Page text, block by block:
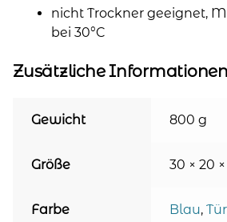
nicht Trockner geeignet,
bei 30°C
Zusätzliche Informationen
Gewicht 800 g
Größe 30 × 20
Farbe Blau,